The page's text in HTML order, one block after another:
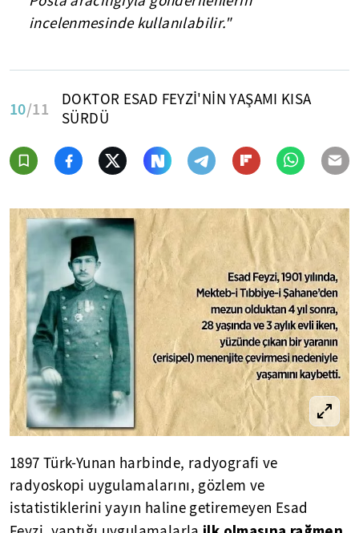
incelenmesinde kullanılabilir."
10/11
DOKTOR ESAD FEYZİ'NİN YAŞAMI KISA
SÜRDÜ
1897 Türk-Yunan harbinde, radyografi ve
radyoskopi uygulamalarını, gözlem ve
istatistiklerini yayın haline getiremeyen Esad